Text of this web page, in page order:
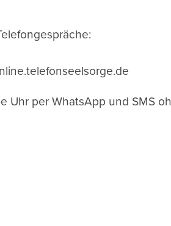
per WhatsApp und SMS